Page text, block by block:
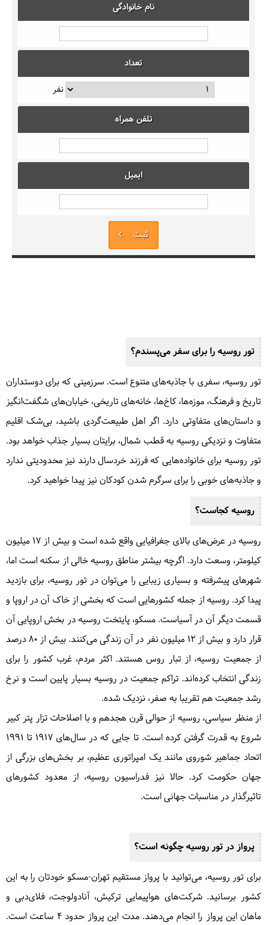
نام خانوادگی
تعداد
نفر
تلفن همراه
ایمیل
ثبت
تور روسیه را برای سفر می‌پسندم؟
تور روسیه، سفری با جاذبه‌های متنوع است. سرزمینی که برای دوستداران
تاریخ و فرهنگ، موزه‌ها، کاخ‌ها، خانه‌های تاریخی، خیابان‌های شگفت‌انگیز
و داستان‌های متفاوتی دارد. اگر اهل طبیعت‌گردی باشید، بی‌شک اقلیم
متفاوت و نزدیکی روسیه به قطب شمال، برایتان بسیار جذاب خواهد بود.
تور روسیه برای خانواده‌هایی که فرزند خردسال دارند نیز محدودیتی ندارد
و جاذبه‌های خوبی را برای سرگرم شدن کودکان نیز پیدا خواهید کرد.
روسیه کجاست؟
روسیه در عرض‌های بالای جغرافیایی واقع شده است و بیش از 17 میلیون
کیلومتر، وسعت دارد. اگرچه بیشتر مناطق روسیه خالی از سکنه است اما،
شهرهای پیشرفته و بسیاری زیبایی را می‌توان در تور روسیه، برای بازدید
پیدا کرد. روسیه از جمله کشورهایی است که بخشی از خاک آن در اروپا و
قسمت دیگر آن در آسیاست. مسکو، پایتخت روسیه در بخش اروپایی آن
قرار دارد و بیش از 12 میلیون نفر در آن زندگی می‌کنند. بیش از 80 درصد
از جمعیت روسیه، از تبار روس هستند. اکثر مردم، غرب کشور را برای
زندگی انتخاب کرده‌اند. تراکم جمعیت در روسیه بسیار پایین است و نرخ
رشد جمعیت هم تقریبا به صفر، نزدیک شده.
از منظر سیاسی، روسیه از حوالی قرن هجدهم و با اصلاحات تزار پتر کبیر
شروع به قدرت گرفتن کرده است. تا جایی که در سال‌های 1917 تا 1991
اتحاد جماهیر شوروی مانند یک امپراتوری عظیم، بر بخش‌های بزرگی از
جهان حکومت کرد. حالا نیز فدراسیون روسیه، از معدود کشورهای
تاثیرگذار در مناسبات جهانی است.
پرواز در تور روسیه چگونه است؟
برای تور روسیه، می‌توانید با پرواز مستقیم تهران-مسکو خودتان را به این
کشور برسانید. شرکت‌های هواپیمایی ترکیش، آنادولوجت، فلای‌دبی و
ماهان این پرواز را انجام می‌دهند. مدت این پرواز حدود 4 ساعت است.